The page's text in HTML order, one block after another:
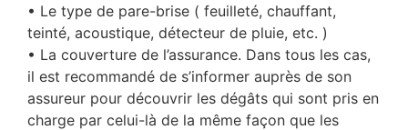
• Le type de pare-brise ( feuilleté, chauffant,
teinté, acoustique, détecteur de pluie, etc. )
• La couverture de l’assurance. Dans tous les cas,
il est recommandé de s’informer auprès de son
assureur pour découvrir les dégâts qui sont pris en
charge par celui-là de la même façon que les